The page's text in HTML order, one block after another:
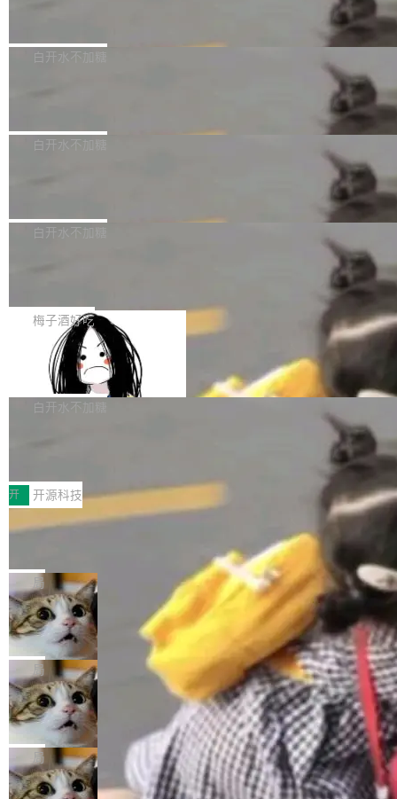
不得生成涉及安全性的关键变更，除非作者本身
36个月。 公告显示，本次宇树科技战略配售对
员工参与设立的专项资产管理计划。其中，Dee
获配9...
Bug fixes and enhancements 修复多次传递同
一个回归问题，该问题导致拉取镜像时会拒绝包
题，该问题可能导致在旧版 Linux 内核...
白开水不加糖
e 孵化器项目管理委员会（IPMC）投票中获得
P）！这一里程碑不仅标志着 Fluss 迈入新的发
白开水不加糖
长期停止内容更新，未能实现其作为“AI版维基百
提交的编辑请求也长期处于待处理状态。 Groki
pedia 于去年底上线，定位为由人工智能生成内
容的百科平台，被马斯克视为传统众包百科网站
维基百科的替代方案。Lawfare 调查发现，无论
热门页面还是低关注度页面，均未出现近期更
白开水不加糖
是这样的：配 MessageSource 的 Bean、写 R
eloadableResourceBundleMessageSource、
声明 LocaleResolver、注册 LocaleChangeInt
erceptor…五六步之后才能看到第一行翻译文
本。 Solon 换了个方式。整个 i18n 模块围绕三
梅子酒好吃
Apache Doris 4.1 全面增强 Iceberg：
支持 UPDATE、MERGE INTO 与 Iceb
erg V3
Apache Doris 4.1 要补齐的，正是缺失的那一
半。在已有查询能力的基础上，Doris 进一步支
常维护操作，并完整支持 Iceberg V3 格式。
白开水不加糖
村国家自主创新示范区会议中心开幕。本届大会
由中关村智联软件服务业质量创新联盟主办，以
“智构可信·质创未来——AI原生时代的质量新范
式”为主题，直面AI从实验室走向规模化产业落地
的核心质量命题。会上，《2026智能研发生产力
工具选型手册》发布，Testin云测的Testin XAge
nt智能测试系统入选AI测试领域代表产品。对CI
O而言，这提示了一个转变：AI测试正在从效率
工具升级为企业的质量基础设施。 CIO面对的新
现实 过去两年，CIO们的焦虑清单上多了两项：
一是如何让大模型和智能体应用安全地从PoC走
向生产，二是如何让测试团队跟得上AI应用...
开 开源科技
让非法状态不可表示：一篇关于 ADT
有一种东西，一旦用过就回不去了。Alex Fedos
eev 管它叫"软件设计的基石"。 他说的东西不新
鲜——代数数据类型（ADT），尤其是和类型
（sum type）。但他说清楚了一件事：这不是类
型系统的学术体操，是日常编码的思维方式。 文
章从一个简单的例子切入。一个网站的深色主题
设置，如果用布尔值 + 可空字段来表示——bool
ean 表示是否可切换，nullable 的默认模式、浅
色方案、深色方案——会产生大量无意义的组
合。方案缺了、配置冲突了、全 null 了。要知道
哪些组合有效，作者说，你得靠"文档、校验、或
者部落知识"。 换个写法。Rust 的 enum，两个
局
Cloudflare 开源内部企业 AI 平台 Clou
dflare OS
Cloudflare 发布了一个开源项目 Cloudflare O
S。如果你只看官方博客，你会觉得这是又一
个"AI 知识库 + 聊天机器人"——每个大厂都在
做，没什么新鲜的。 但 Kenton Varda 在 Twitte
r 上把事情说清楚了： 今天我们发布了 Cloudfla
re OS，一个带连接器的聊天机器人，跟其他所
有科技公司做的一样。只不过，实际上它不一
样。这是 Sandstorm.io 的重制版，我十年前的
局
Deno 团队开源 Celld，可自托管的分
布式 Durable Objects
Ryan Dahl 领导的 Deno 团队推出了最新开源项
目 Celld，一个能在自己机器上运行 Cloudflare
Workers 和 Durable Objects 的守护进程。 设
局